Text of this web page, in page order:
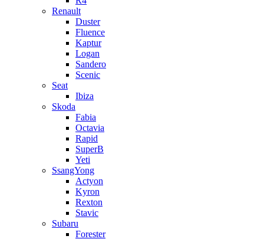
Renault
Duster
Fluence
Kaptur
Logan
Sandero
Scenic
Seat
Ibiza
Skoda
Fabia
Octavia
Rapid
SuperB
Yeti
SsangYong
Actyon
Kyron
Rexton
Stavic
Subaru
Forester